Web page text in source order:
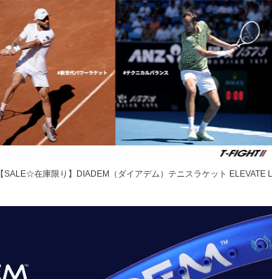
【SALE☆在庫限り】DIADEM（ダイアデム）テニスラケット ELEVATE